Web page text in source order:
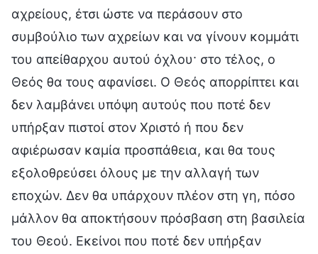
αχρείους, έτσι ώστε να περάσουν στο
συμβούλιο των αχρείων και να γίνουν κομμάτι
του απείθαρχου αυτού όχλου· στο τέλος, ο
Θεός θα τους αφανίσει. Ο Θεός απορρίπτει και
δεν λαμβάνει υπόψη αυτούς που ποτέ δεν
υπήρξαν πιστοί στον Χριστό ή που δεν
αφιέρωσαν καμία προσπάθεια, και θα τους
εξολοθρεύσει όλους με την αλλαγή των
εποχών. Δεν θα υπάρχουν πλέον στη γη, πόσο
μάλλον θα αποκτήσουν πρόσβαση στη βασιλεία
του Θεού. Εκείνοι που ποτέ δεν υπήρξαν